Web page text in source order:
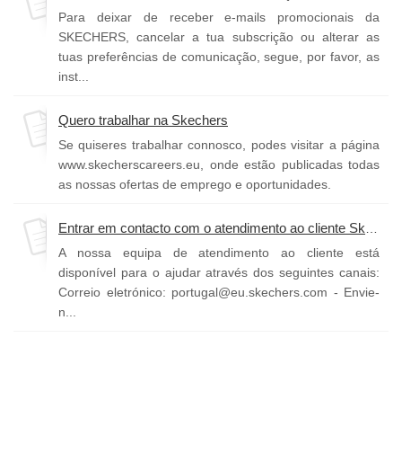
Para deixar de receber e-mails promocionais da
SKECHERS, cancelar a tua subscrição ou alterar as
tuas preferências de comunicação, segue, por favor, as
inst...
Quero trabalhar na Skechers
Se quiseres trabalhar connosco, podes visitar a página
www.skecherscareers.eu, onde estão publicadas todas
as nossas ofertas de emprego e oportunidades.
Entrar em contacto com o atendimento ao cliente Skechers
A nossa equipa de atendimento ao cliente está
disponível para o ajudar através dos seguintes canais:
Correio eletrónico: portugal@eu.skechers.com - Envie-
n...